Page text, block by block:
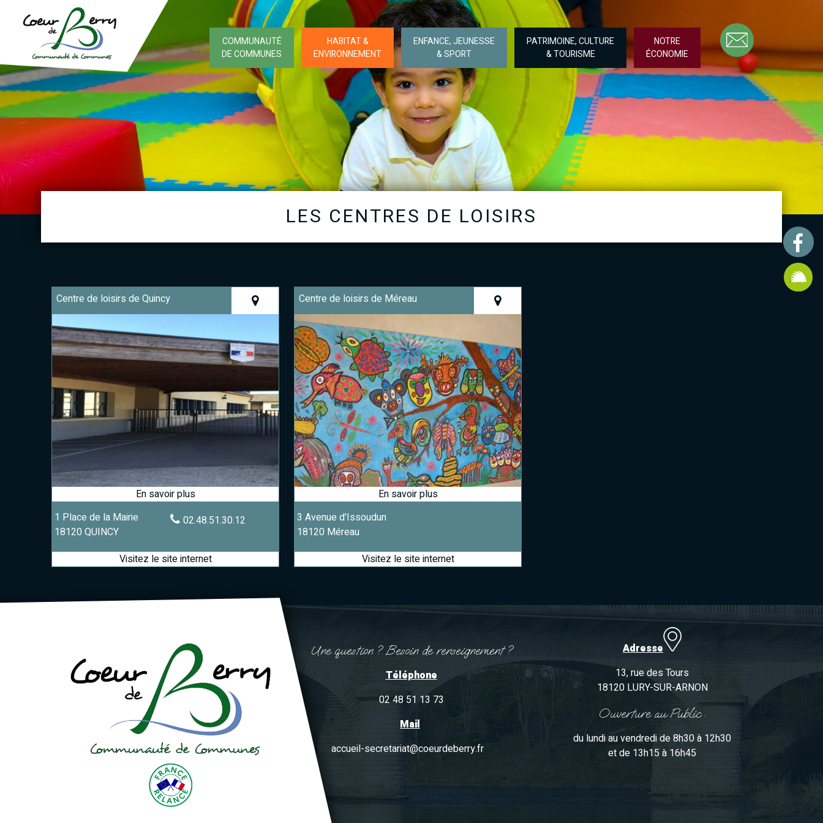
COMMUNAUTÉ
DE COMMUNES
HABITAT &
ENVIRONNEMENT
ENFANCE, JEUNESSE
& SPORT
PATRIMOINE, CULTURE
& TOURISME
NOTRE
ÉCONOMIE
LES CENTRES DE LOISIRS
Centre de loisirs de Quincy
1 Place de la Mairie
18120 QUINCY
02.48.51.30.12
Centre de loisirs de Méreau
3 Avenue d'Issoudun
18120 Méreau
Une question ? Besoin de renseignement ?
Téléphone
02 48 51 13 73
Mail
accueil-secretariat@coeurdeberry.fr
Adresse
13, rue des Tours
18120 LURY-SUR-ARNON
Ouverture au Public :
du lundi au vendredi de 8h30 à 12h30
et de 13h15 à 16h45